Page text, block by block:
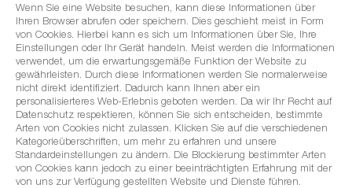
Wenn Sie eine Website besuchen, kann diese Informationen über
Ihren Browser abrufen oder speichern. Dies geschieht meist in Form
von Cookies. Hierbei kann es sich um Informationen über Sie, Ihre
Einstellungen oder Ihr Gerät handeln. Meist werden die Informationen
verwendet, um die erwartungsgemäße Funktion der Website zu
gewährleisten. Durch diese Informationen werden Sie normalerweise
nicht direkt identifiziert. Dadurch kann Ihnen aber ein
personalisierteres Web-Erlebnis geboten werden. Da wir Ihr Recht auf
Datenschutz respektieren, können Sie sich entscheiden, bestimmte
Arten von Cookies nicht zulassen. Klicken Sie auf die verschiedenen
Kategorieüberschriften, um mehr zu erfahren und unsere
Standardeinstellungen zu ändern. Die Blockierung bestimmter Arten
von Cookies kann jedoch zu einer beeinträchtigten Erfahrung mit der
von uns zur Verfügung gestellten Website und Dienste führen.